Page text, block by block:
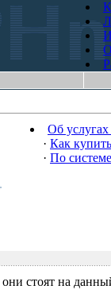
Об
· Как
· По
они стоят на